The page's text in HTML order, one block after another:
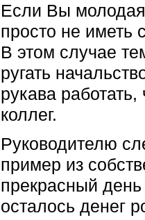
Если Вы
просто не иметь
В этом случае
ругать
рукава
коллег.
Руководителю
пример из
прекрасный
осталось денег